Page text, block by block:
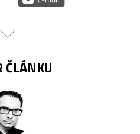
ČLÁNKU